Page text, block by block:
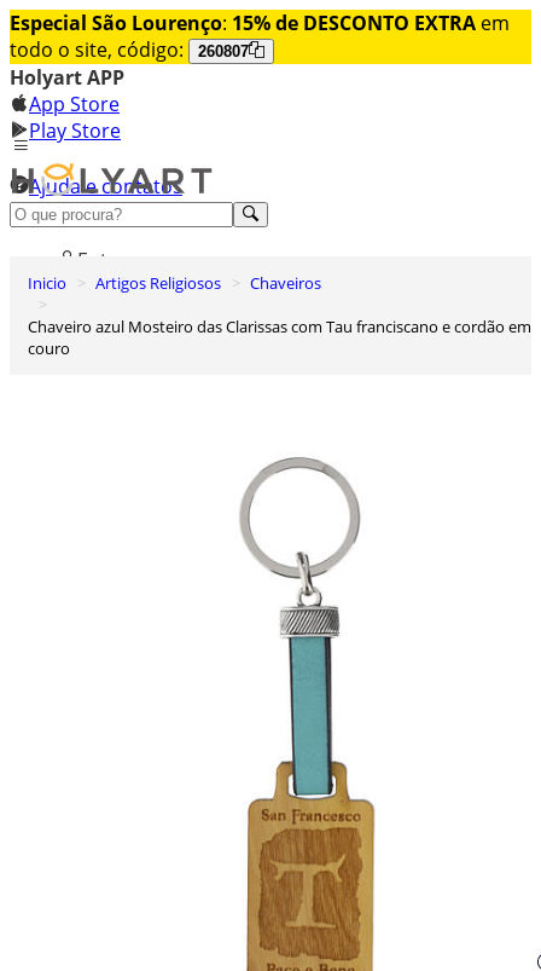
Especial São Lourenço: 15% de DESCONTO EXTRA em
todo o site, código:
260807
Holyart APP
App Store
Play Store
Ajuda e contatos
Conheça premium
Entrar
Lista de Desejos
0
Carrinho de Compras
Inicio Artigos Religiosos
Chaveiros
Chaveiro azul Mosteiro das Clarissas com Tau franciscano e cordão em
couro